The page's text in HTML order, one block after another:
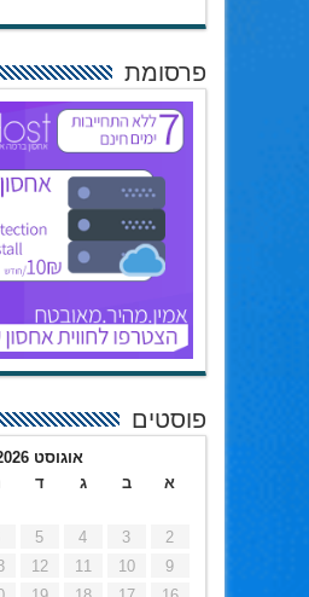
פרסומת
פוסטים
אוגוסט 2026
א
ב ג ד
2
3
4
5
9
10
11
12